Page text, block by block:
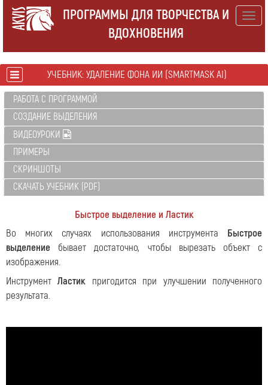
ПРОГРАММЫ ДЛЯ ТВОРЧЕСТВА И
ВДОХНОВЕНИЯ
УЧЕБНИК: УДАЛЕНИЕ ФОНА ИИ (SMARTMASK AI)
РАБОТА С ПРОГРАММОЙ
СОЗДАНИЕ ВЫДЕЛЕНИЯ
ВИДЕОУРОКИ
ПРИМЕРЫ
СКРИНШОТЫ
СКАЧАТЬ УЧЕБНИК (PDF)
Быстрое выделение и Ластик
Во многих случаях использования инструмента Быстрое
выделение бывает достаточно, чтобы вырезать объект с
изображения.
ИнструментЛастик пригодится при улучшении полученного
результата.